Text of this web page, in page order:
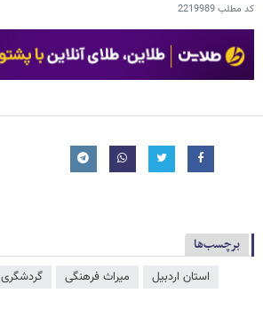
کد مطلب2219989
برچسب‌ها
استان اردبیل میراث فرهنگی گردشگری